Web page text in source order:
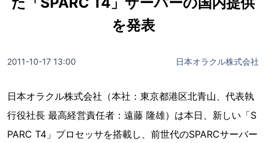
を発表
2011-10-17 13:00 日本オラクル株式会社
日本オラクル株式会社（本社：東京都港区北青山、代表執
行役社長 最高経営責任者：遠藤 隆雄）は本日、新しい「S
PARC T4」プロセッサを搭載し、前世代のSPARCサーバー